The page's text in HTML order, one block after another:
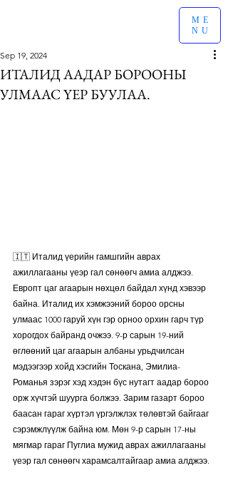
ME
NU
ИТАЛИД ААДАР БОРООНЫ
УЛМААС ҮЕР БУУЛАА.
Sep 19, 2024
🇮🇹 Италид үерийн гамшгийн аврах
ажиллагааны үеэр гал сөнөөгч амиа алджээ.
Европт цаг агаарын нөхцөл байдал хүнд хэвээр
байна. Италид их хэмжээний бороо орсны
улмаас 1000 гаруй хүн гэр орноо орхин гарч түр
хорогдох байранд очжээ. 9-р сарын 19-ний
өглөөний цаг агаарын албаны урьдчилсан
мэдээгээр хойд хэсгийн Тоскана, Эмилиа-
Романья зэрэг хэд хэдэн бүс нутагт аадар бороо
орж хүчтэй шуурга болжээ. Зарим газарт бороо
баасан гараг хүртэл үргэлжлэх төлөвтэй байгааг
сэрэмжлүүлж байна юм. Мөн 9-р сарын 17-ны
мягмар гараг Пуглиа мужид аврах ажиллагааны
үеэр гал сөнөөгч харамсалтайгаар амиа алджээ.